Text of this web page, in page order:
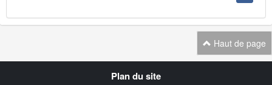
Haut de page
Plan du site